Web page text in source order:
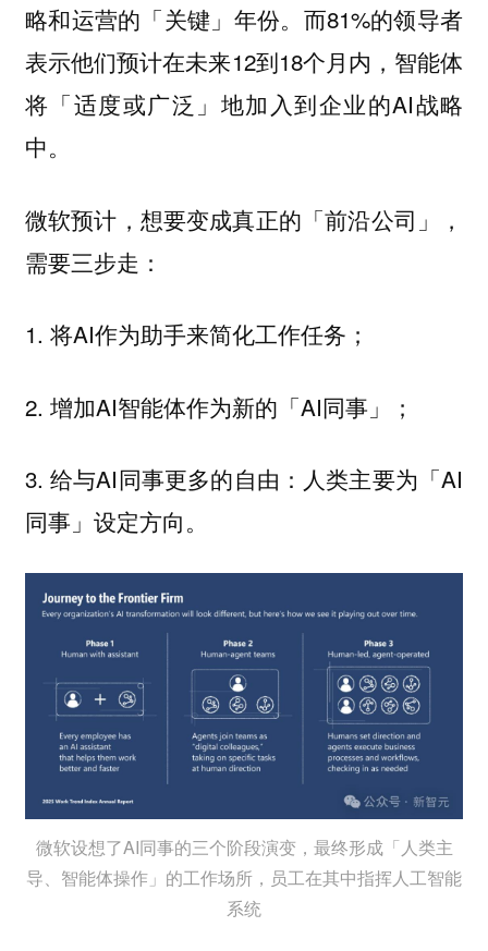
略和运营的「关键」年份。而81%的领导者
表示他们预计在未来12到18个月内，智能体
将「适度或广泛」地加入到企业的AI战略
中。
微软预计，想要变成真正的「前沿公司」，
需要三步走：
1. 将AI作为助手来简化工作任务；
2. 增加AI智能体作为新的「AI同事」；
3. 给与AI同事更多的自由：人类主要为「AI
同事」设定方向。
微软设想了AI同事的三个阶段演变，最终形成「人类主
导、智能体操作」的工作场所，员工在其中指挥人工智能
系统